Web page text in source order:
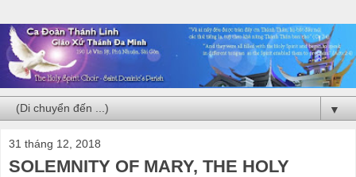
▼
31 tháng 12, 2018
SOLEMNITY OF MARY, THE HOLY